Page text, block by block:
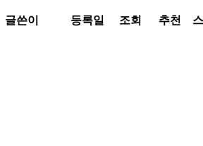
글쓴이 등록일 조회 추천